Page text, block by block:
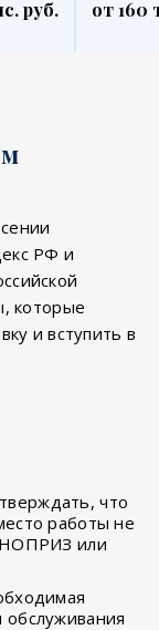
руб. от 160
РФ и
которые
и вступить в
что
работы не
НОПРИЗ или
обслуживания